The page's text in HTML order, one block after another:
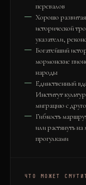
перевалов
Хорошо
исторической
указатели,
Богатейший
мормонские
народы
Единственный
Институт
миграцию с
Гибкость
или растянуть
прогулками
ЧТО МОЖЕТ